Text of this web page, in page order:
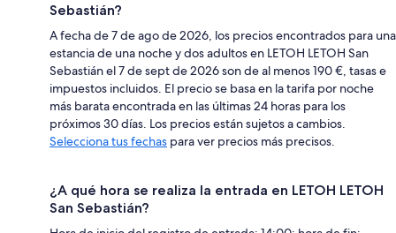
Sebastián?
A fecha de 7 de ago de 2026, los precios encontrados para una
estancia de una noche y dos adultos en LETOH LETOH San
Sebastián el 7 de sept de 2026 son de al menos 190 €, tasas e
impuestos incluidos. El precio se basa en la tarifa por noche
más barata encontrada en las últimas 24 horas para los
próximos 30 días. Los precios están sujetos a cambios.
Selecciona tus fechas para ver precios más precisos.
¿A qué hora se realiza la entrada en LETOH LETOH
San Sebastián?